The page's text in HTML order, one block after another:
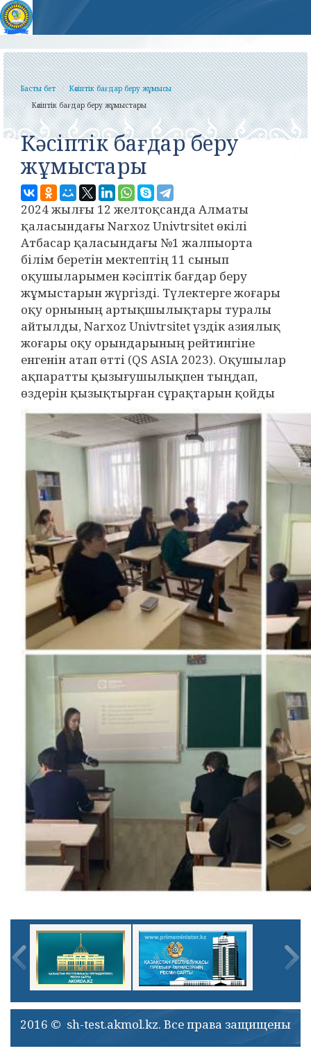
Басты бет
Кәсіптік бағдар беру жұмысы
Кәсіптік бағдар беру жұмыстары
Кәсіптік бағдар беру
жұмыстары
2024 жылғы 12 желтоқсанда Алматы
қаласындағы Narxoz Univtrsitet өкілі
Атбасар қаласындағы №1 жалпыорта
білім беретін мектептің 11 сынып
оқушыларымен кәсіптік бағдар беру
жұмыстарын жүргізді. Түлектерге жоғары
оқу орнының артықшылықтары туралы
айтылды, Narxoz Univtrsitet үздік азиялық
жоғары оқу орындарының рейтингіне
енгенін атап өтті (QS ASIA 2023). Оқушылар
ақпаратты қызығушылықпен тыңдап,
өздерін қызықтырған сұрақтарын қойды
2016 © sh-test.akmol.kz. Все права защищены